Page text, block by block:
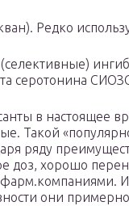
Редко
серотонина
в настоящее
Такой
ряду
доз, хорошо
они